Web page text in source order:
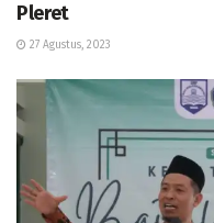
Pleret
27 Agustus, 2023